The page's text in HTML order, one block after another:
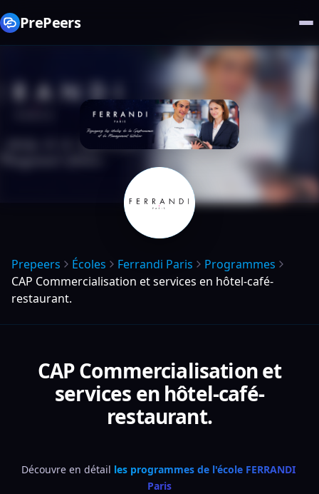
PrePeers
Prepeers Écoles Ferrandi Paris
Programmes
CAP Commercialisation et services en hôtel-café-
restaurant.
CAP Commercialisation et
services en hôtel-café-
restaurant.
Découvre en détail les programmes de l'école FERRANDI
Paris